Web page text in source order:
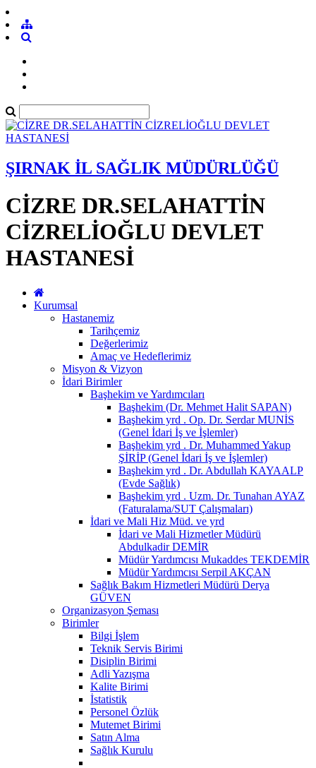
ŞIRNAK İL SAĞLIK MÜDÜRLÜĞÜ
CİZRE DR.SELAHATTİN
CİZRELİOĞLU DEVLET
HASTANESİ
Kurumsal
Hastanemiz
Tarihçemiz
Değerlerimiz
Amaç ve Hedeflerimiz
Misyon & Vizyon
İdari Birimler
Başhekim ve Yardımcıları
Başhekim (Dr. Mehmet Halit SAPAN)
Başhekim yrd . Op. Dr. Serdar MUNİS
(Genel İdari İş ve İşlemler)
Başhekim yrd . Dr. Muhammed Yakup
ŞİRİP (Genel İdari İş ve İşlemler)
Başhekim yrd . Dr. Abdullah KAYAALP
(Evde Sağlık)
Başhekim yrd . Uzm. Dr. Tunahan AYAZ
(Faturalama/SUT Çalışmaları)
İdari ve Mali Hiz Müd. ve yrd
İdari ve Mali Hizmetler Müdürü
Abdulkadir DEMİR
Müdür Yardımcısı Mukaddes TEKDEMİR
Müdür Yardımcısı Serpil AKÇAN
Sağlık Bakım Hizmetleri Müdürü Derya
GÜVEN
Organizasyon Şeması
Birimler
Bilgi İşlem
Teknik Servis Birimi
Disiplin Birimi
Adli Yazışma
Kalite Birimi
İstatistik
Personel Özlük
Mutemet Birimi
Satın Alma
Sağlık Kurulu